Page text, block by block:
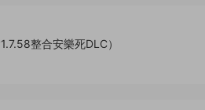
整合安樂死DLC）